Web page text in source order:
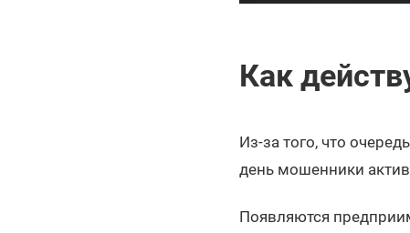
Как
Из-за того, что
день мошенники
Появляются